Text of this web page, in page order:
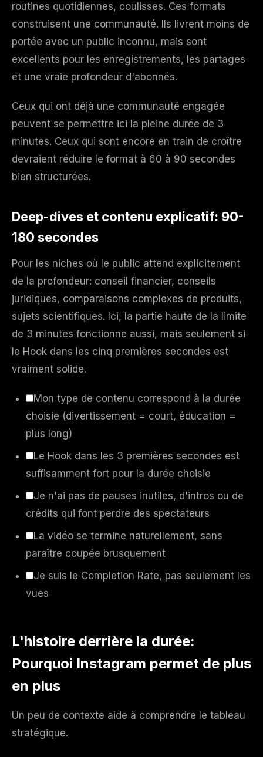
routines quotidiennes, coulisses. Ces formats
construisent une communauté. Ils livrent moins de
portée avec un public inconnu, mais sont
excellents pour les enregistrements, les partages
et une vraie profondeur d'abonnés.
Ceux qui ont déjà une communauté engagée
peuvent se permettre ici la pleine durée de 3
minutes. Ceux qui sont encore en train de croître
devraient réduire le format à 60 à 90 secondes
bien structurées.
Deep-dives et contenu explicatif: 90-
180 secondes
Pour les niches où le public attend explicitement
de la profondeur: conseil financier, conseils
juridiques, comparaisons complexes de produits,
sujets scientifiques. Ici, la partie haute de la limite
de 3 minutes fonctionne aussi, mais seulement si
le Hook dans les cinq premières secondes est
vraiment solide.
Mon type de contenu correspond à la durée
choisie (divertissement = court, éducation =
plus long)
Le Hook dans les 3 premières secondes est
suffisamment fort pour la durée choisie
Je n'ai pas de pauses inutiles, d'intros ou de
crédits qui font perdre des spectateurs
La vidéo se termine naturellement, sans
paraître coupée brusquement
Je suis le Completion Rate, pas seulement les
vues
L'histoire derrière la durée:
Pourquoi Instagram permet de plus
en plus
Un peu de contexte aide à comprendre le tableau
stratégique.